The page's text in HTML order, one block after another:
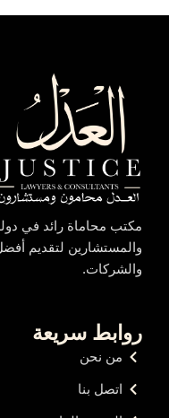
مكتب محاماة رائد في
والمستشارين لتقديم أفضل
والشركات.
روابط سريعة
من نحن
اتصل بنا